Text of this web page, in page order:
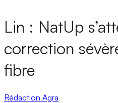
Lin : NatUp
correction
fibre
Rédaction Agra